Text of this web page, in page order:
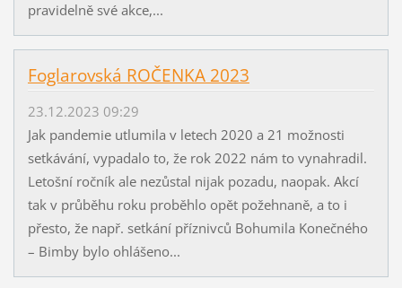
pravidelně své akce,...
Foglarovská ROČENKA 2023
23.12.2023 09:29
Jak pandemie utlumila v letech 2020 a 21 možnosti
setkávání, vypadalo to, že rok 2022 nám to vynahradil.
Letošní ročník ale nezůstal nijak pozadu, naopak. Akcí
tak v průběhu roku proběhlo opět požehnaně, a to i
přesto, že např. setkání příznivců Bohumila Konečného
– Bimby bylo ohlášeno...